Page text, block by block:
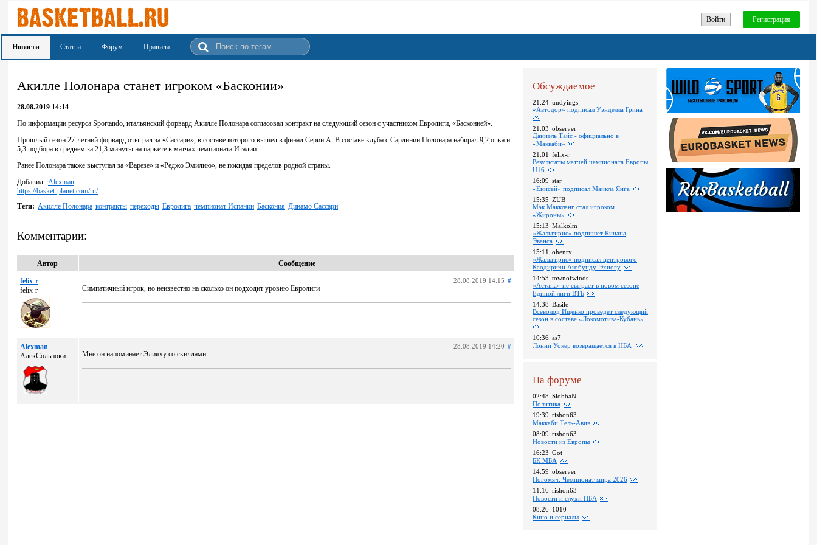
Войти Регистрация
Новости Статьи Форум Правила
Акилле Полонара станет игроком «Басконии»
28.08.2019 14:14
По информации ресурса Sportando, итальянский форвард Акилле Полонара согласовал контракт на следующий сезон с участником Евролиги, «Басконией».
Прошлый сезон 27-летний форвард отыграл за «Сассари», в составе которого вышел в финал Серии А. В составе клуба с Сардинии Полонара набирал 9,2 очка и
5,3 подбора в среднем за 21,3 минуты на паркете в матчах чемпионата Италии.
Ранее Полонара также выступал за «Варезе» и «Реджо Эмилию», не покидая пределов родной страны.
Добавил: Alexman
https://basket-planet.com/ru/
Теги: Акилле Полонара контракты переходы Евролига чемпионат Испании Баскония Динамо Сассари
Комментарии:
Автор Сообщение
felix-r
felix-r
28.08.2019 14:15 #
Симпатичный игрок, но неизвестно на сколько он подходит уровню Евролиги
Alexman
АлекСольноки
28.08.2019 14:20 #
Мне он напоминает Элияху со скиллами.
Обсуждаемое
21:24 undyings
«Автодор» подписал Уэнделла Грина
21:03 observer
Даниэль Тайс - официально в
«Маккаби»
21:01 felix-r
Pезультаты матчей чемпионата Европы
U16
16:09 star
«Енисей» подписал Майкла Янга
15:35 ZUB
Мэк Маккланг стал игроком
«Жироны»
15:13 Malkolm
«Жальгирис» подпишет Кинана
Эванса
15:11 ohenry
«Жальгирис» подписал центрового
Каодиричи Акобунду-Эхиогу
14:53 townofwinds
«Астана» не сыграет в новом сезоне
Единой лиги ВТБ
14:38 Basile
Всеволод Ищенко проведет следующий
сезон в составе «Локомотива-Кубань»
10:36 as7
Лонни Уокер возвращается в НБА
На форуме
02:48 SlobbaN
Политика
19:39 rishon63
Маккаби Тель-Авив
08:09 rishon63
Новости из Европы
16:23 Got
БК МБА
14:59 observer
Ногомяч: Чемпионат мира 2026
11:16 rishon63
Новости и слухи НБА
08:26 1010
Кино и сериалы